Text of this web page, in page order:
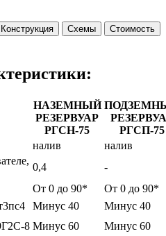
Конструкция Схемы
Стоимость
НАЗЕМНЫЙ
РЕЗЕРВУАР
РГСН-75
РГСП-75
налив
налив
0,4
-
От 0 до 90*
От 0 до 90*
Минус 40
Минус 40
8 Минус 60
Минус 60